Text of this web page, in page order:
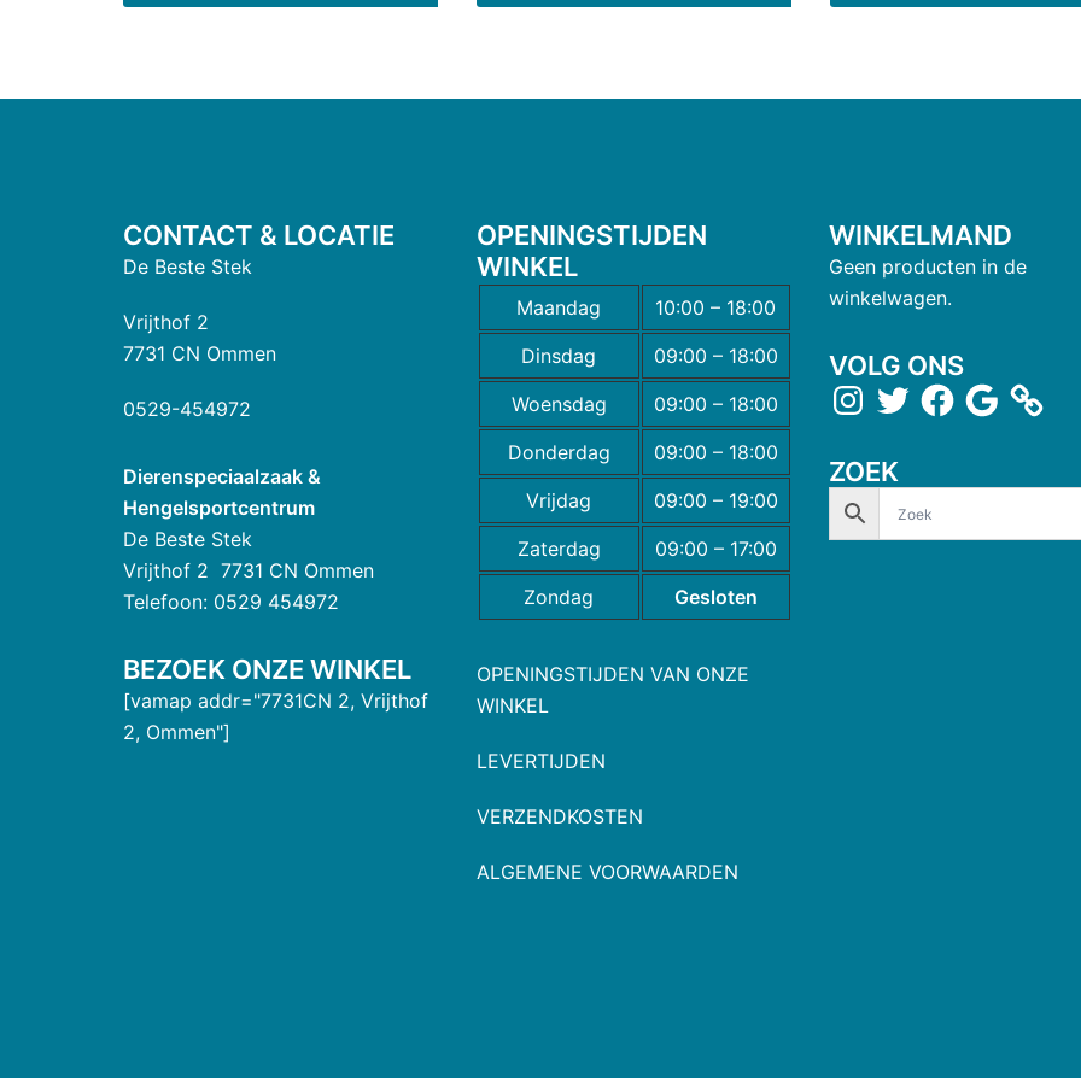
CONTACT & LOCATIE
De Beste Stek
Vrijthof 2
7731 CN Ommen
0529-454972
Dierenspeciaalzaak &
Hengelsportcentrum
De Beste Stek
Vrijthof 2 7731 CN Ommen
Telefoon: 0529 454972
BEZOEK ONZE WINKEL
[vamap addr="7731CN 2, Vrijthof
2, Ommen"]
OPENINGSTIJDEN
WINKEL
Maandag
10:00 – 18:00
Dinsdag
09:00 – 18:00
Woensdag
09:00 – 18:00
Donderdag
09:00 – 18:00
Vrijdag
09:00 – 19:00
Zaterdag
09:00 – 17:00
Zondag
Gesloten
OPENINGSTIJDEN VAN ONZE
WINKEL
LEVERTIJDEN
VERZENDKOSTEN
ALGEMENE VOORWAARDEN
WINKELMAND
Geen producten in de
winkelwagen.
VOLG ONS
ZOEK